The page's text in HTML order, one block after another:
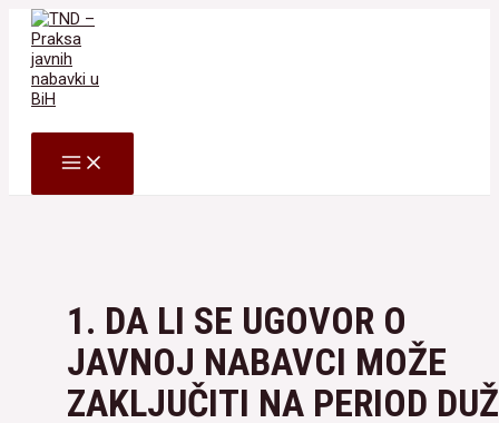
Skip
content
MAIN
MENU
1. DA LI SE UGOVOR O
JAVNOJ NABAVCI MOŽE
ZAKLJUČITI NA PERIOD